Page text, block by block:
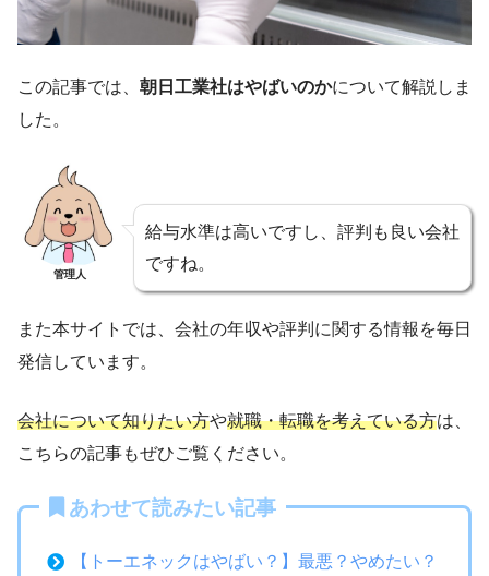
この記事では、 朝日工業社はやばいのかについて解説しま
した。
管理人
給与水準は高いですし、評判も良い会社
ですね。
また本サイトでは、会社の年収や評判に関する情報を毎日
発信しています。
会社について知りたい方や就職・転職を考えている方は、
こちらの記事もぜひご覧ください。
あわせて読みたい記事
【トーエネックはやばい？】最悪？やめたい？